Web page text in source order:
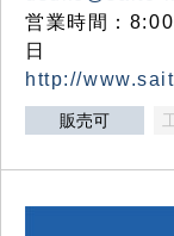
営業時間：
日
http://
販売可